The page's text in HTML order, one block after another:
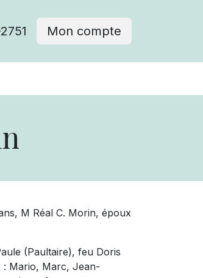
Mon compte
M Réal C. Morin, époux
(Paultaire), feu Doris
: Mario, Marc, Jean-